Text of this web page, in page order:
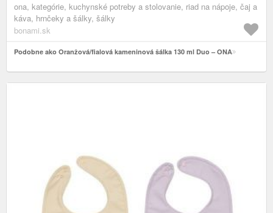
ona, kategórie, kuchynské potreby a stolovanie, riad na nápoje, čaj a
káva, hrnčeky a šálky, šálky
bonami.sk
Podobne ako Oranžová/fialová kameninová šálka 130 ml Duo – ONA